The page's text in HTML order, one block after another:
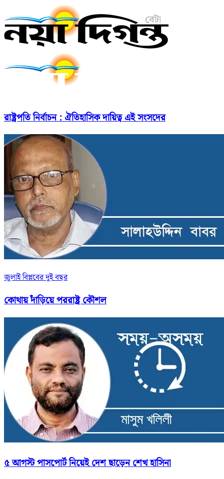
রাষ্ট্রপতি নির্বাচন : ঐতিহাসিক দায়িত্ব এই সংসদের
জুলাই বিপ্লবের দুই বছর
কোথায় দাঁড়িয়ে পররাষ্ট্র কৌশল
৫ আগস্ট পাসপোর্ট নিয়েই দেশ ছাড়েন শেখ হাসিনা